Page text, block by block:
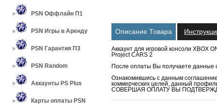
PSN Оффлайн П1
PSN Игры в Аренду
PSN Гарантия П3
PSN Random
Аккаунты PS Plus
Карты оплаты PSN
Описание Товара
Аккаунт для игровой консоли XBOX
Project CARS 2
После оплаты Вы получаете данные
Ознакомившись с данным
коммерческих целей, данный
СОВЕРШАЯ ОПЛАТУ ВЫ